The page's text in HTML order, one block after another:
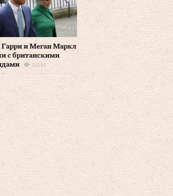
и Меган Маркл
с британскими
31191